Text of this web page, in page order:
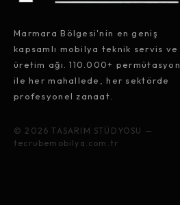
Marmara Bölgesi'nin en geniş
kapsamlı mobilya teknik servis ve
üretim ağı. 110.000+ permütasyon
ile her mahallede, her sektörde
profesyonel zanaat.
© 2026 TASARIM STÜDYOSU —
tecrubemobilya.com.tr